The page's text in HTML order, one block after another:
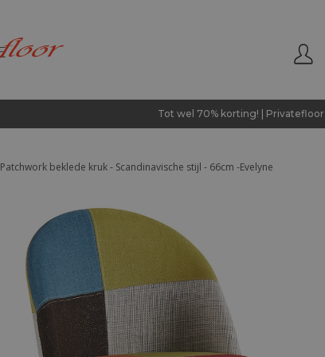
Tot wel 70% korting! | Privatefloor
Patchwork beklede kruk - Scandinavische stijl - 66cm -Evelyne